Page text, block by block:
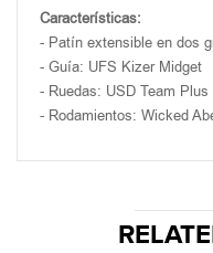
Características:
- Patín extensible en dos
- Guía: UFS Kizer Midget
- Ruedas: USD Team
- Rodamientos: Wicked